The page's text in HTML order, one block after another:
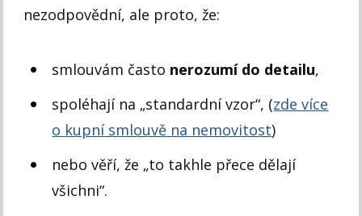
nezodpovědní, ale proto, že:
smlouvám často nerozumí do detailu,
spoléhají na „standardní vzor“, (zde více
o kupní smlouvě na nemovitost)
nebo věří, že „to takhle přece dělají
všichni“.